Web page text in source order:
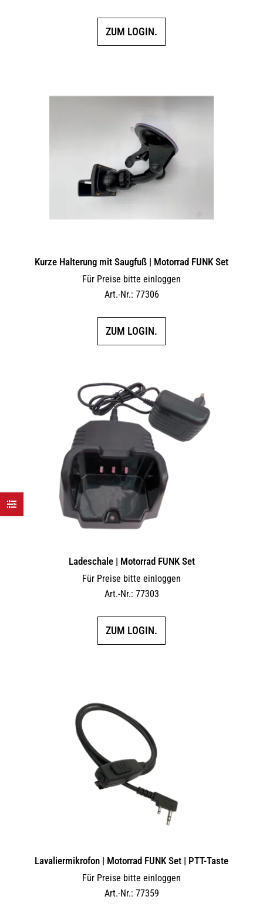
ZUM LOGIN.
Kurze Halterung mit Saugfuß | Motorrad FUNK Set
Für Preise bitte einloggen
Art.-Nr.: 77306
ZUM LOGIN.
Ladeschale | Motorrad FUNK Set
Für Preise bitte einloggen
Art.-Nr.: 77303
ZUM LOGIN.
Lavaliermikrofon | Motorrad FUNK Set | PTT-Taste
Für Preise bitte einloggen
Art.-Nr.: 77359